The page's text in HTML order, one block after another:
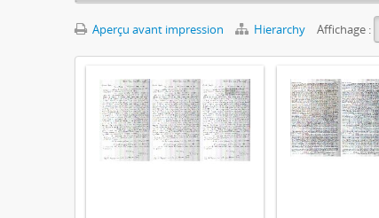
Aperçu avant impression Hierarchy Affichage :